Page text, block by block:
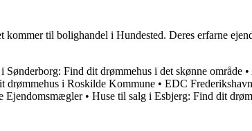
til bolighandel i Hundested. Deres erfarne
Sønderborg: Find dit drømmehus i det skønne område •
drømmehus i Roskilde Kommune • EDC
Ejendomsmægler• Huse til salg i Esbjerg: Find dit